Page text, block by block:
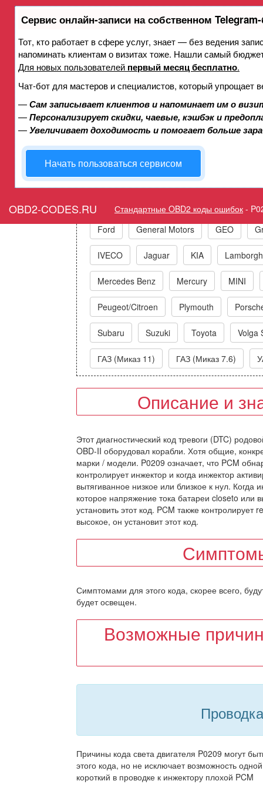
Сервис онлайн-записи на собственном
Тот, кто работает в сфере услуг, знает — без ведения
напоминать клиентам о визитах тоже. Нашли самый
Для новых пользователей первый месяц бесплатно.
Чат-бот для мастеров и специалистов, который упрощает
—Сам записывает клиентов и напоминает им о
—Персонализирует скидки, чаевые, кэшбэк и
—Увеличивает доходимость и помогает больше
Начать пользоваться сервисом
OBD2-CODES.RU Стандартные OBD2 коды ошибок -
Ошибка P0209 Форсунка 9 -
Горит ошибка Check
Коды ошибок
Acura Alfa Romeo Audi/VW/
Ford General Motors GEO
IVECO Jaguar KIA
Mercedes Benz Mercury MINI
Peugeot/Citroen Plymouth
Subaru Suzuki Toyota Volga
ГАЗ (Миказ 11) ГАЗ (Миказ 7.6)
Описание и
Этот диагностический код тревоги (DTC)
OBD-II оборудовал корабли. Хотя общие,
марки / модели. P0209 означает, что PCM
контролирует инжектор и когда инжектор
вытягиванное низкое или близкое к нул.
которое напряжение тока батареи closeto или
установить этот код. PCM также
высокое, он установит этот код.
Симптомами для этого кода, скорее всего,
будет освещен.
Возможные
Причины кода света двигателя P0209 могут
этого кода, но не исключает возможность
короткий в проводке к инжектору плохой PCM